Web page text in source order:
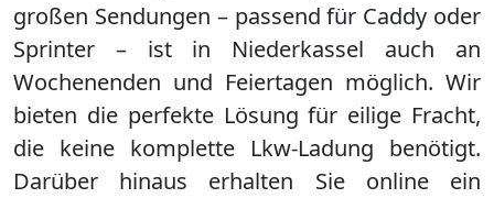
großen Sendungen – passend für Caddy oder
Sprinter – ist in Niederkassel auch an
Wochenenden und Feiertagen möglich. Wir
bieten die perfekte Lösung für eilige Fracht,
die keine komplette Lkw-Ladung benötigt.
Darüber hinaus erhalten Sie online ein